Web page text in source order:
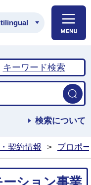
浦市公式ホームペ
キーワード検索
検索について
契約情報 > プロポ